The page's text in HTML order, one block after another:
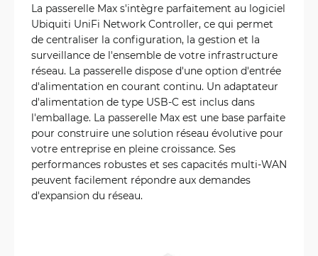
La passerelle Max s'intègre parfaitement au logiciel
Ubiquiti UniFi Network Controller, ce qui permet
de centraliser la configuration, la gestion et la
surveillance de l'ensemble de votre infrastructure
réseau. La passerelle dispose d'une option d'entrée
d'alimentation en courant continu. Un adaptateur
d'alimentation de type USB-C est inclus dans
l'emballage. La passerelle Max est une base parfaite
pour construire une solution réseau évolutive pour
votre entreprise en pleine croissance. Ses
performances robustes et ses capacités multi-WAN
peuvent facilement répondre aux demandes
d'expansion du réseau.